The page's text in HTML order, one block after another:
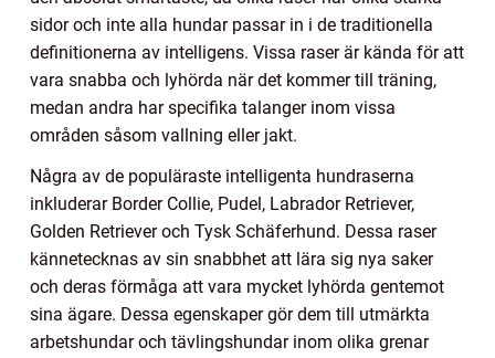
sidor och inte alla hundar passar in i de traditionella
definitionerna av intelligens. Vissa raser är kända för att
vara snabba och lyhörda när det kommer till träning,
medan andra har specifika talanger inom vissa
områden såsom vallning eller jakt.
Några av de populäraste intelligenta hundraserna
inkluderar Border Collie, Pudel, Labrador Retriever,
Golden Retriever och Tysk Schäferhund. Dessa raser
kännetecknas av sin snabbhet att lära sig nya saker
och deras förmåga att vara mycket lyhörda gentemot
sina ägare. Dessa egenskaper gör dem till utmärkta
arbetshundar och tävlingshundar inom olika grenar